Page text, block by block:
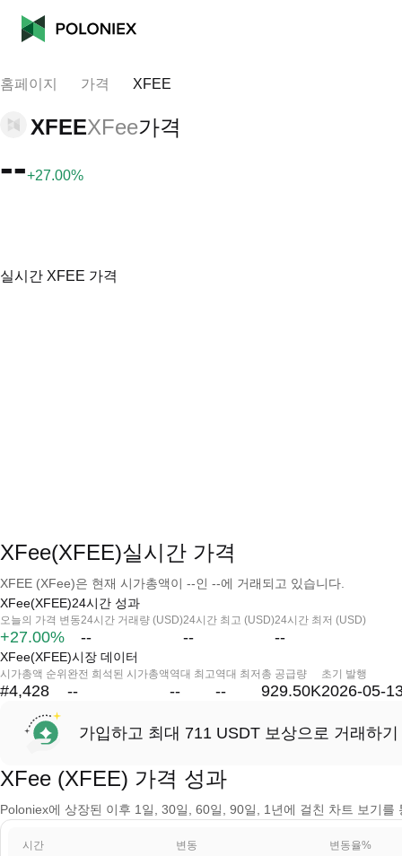
홈페이지 가격 XFEE
XFEEXFee가격
--+27.00%
실시간 XFEE 가격
XFee(XFEE)실시간 가격
XFEE (XFee)은 현재 시가총액이 --인 --에 거래되고 있습니다.
XFee(XFEE)24시간 성과
오늘의 가격 변동
+27.00%
24시간 거래량 (USD)
--
24시간 최고 (USD)
--
24시간 최저 (USD)
--
XFee(XFEE)시장 데이터
시가총액 순위
#4,428
완전 희석된 시가총액
--
역대 최고
--
역대 최저
--
총 공급량
929.50K
초기 발행
2026-05-
가입하고 최대 711 USDT 보상으로 거래하기
XFee (XFEE) 가격 성과
Poloniex에 상장된 이후 1일, 30일, 60일, 90일, 1년에 걸친 차트 보기를
시간 변동 변동율%